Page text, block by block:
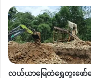
လယ်ယာမြေထဲရွှေတူးဖော်